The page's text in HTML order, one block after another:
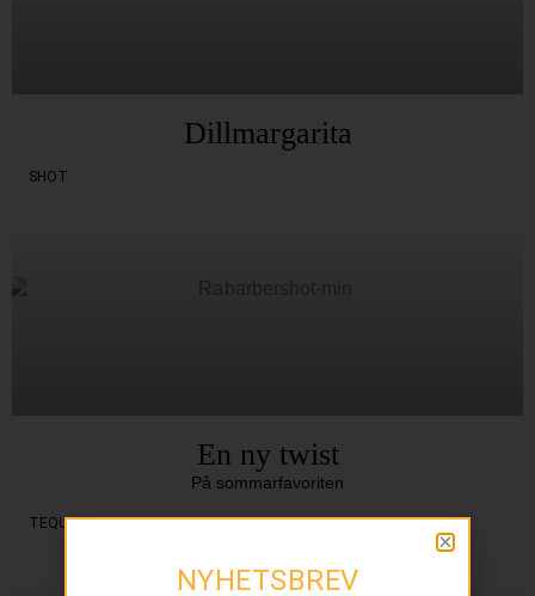
Dillmargarita
SHOT
En ny twist
På sommarfavoriten
TEQUILA
NYHETSBREV